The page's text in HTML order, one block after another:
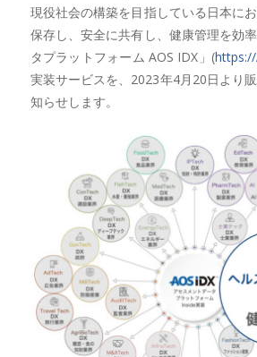
現役社会の構築を目指している日本に
保存し、安全に共有し、健康管理を効
タプラットフォーム AOS IDX」(
実装サービスを、2023年4月20日より
知らせします。